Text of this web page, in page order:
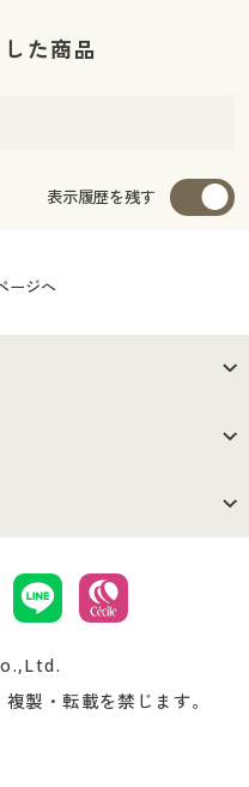
た商品
表示履歴を残す
ージへ
社案内
イトマップ
お支払は
れの場合
製・転載を禁じます。